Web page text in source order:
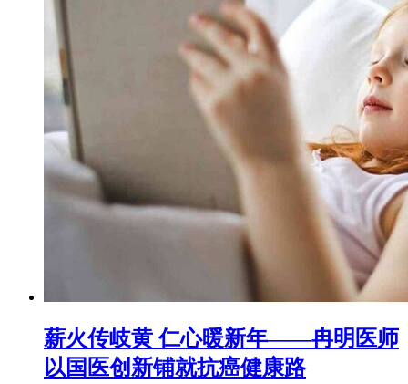
薪火传岐黄 仁心暖新年——冉明医师
以国医创新铺就抗癌健康路